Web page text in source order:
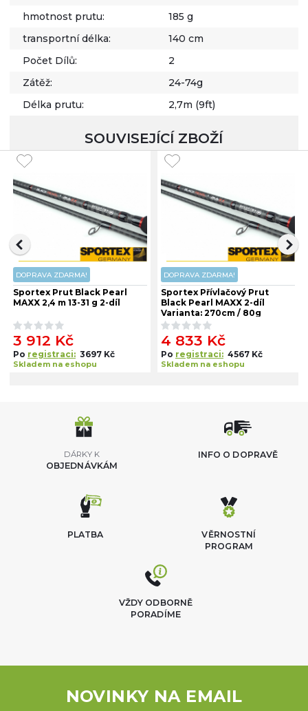
hmotnost prutu:
185 g
transportní délka:
140 cm
Počet Dílů:
2
Zátěž:
24-74g
Délka prutu:
2,7m (9ft)
SOUVISEJÍCÍ ZBOŽÍ
DOPRAVA ZDARMA!
Sportex Prut Black Pearl
MAXX 2,4 m 13-31 g 2-díl
3 912 Kč
Po registraci: 3697 Kč
Skladem na eshopu
DOPRAVA ZDARMA!
Sportex Přívlačový Prut
Black Pearl MAXX 2-díl
Varianta: 270cm / 80g
4 833 Kč
Po registraci: 4567 Kč
Skladem na eshopu
DÁRKY K
OBJEDNÁVKÁM
INFO O DOPRAVĚ
VĚRNOSTNÍ
PROGRAM
PLATBA
VŽDY ODBORNĚ
PORADÍME
NOVINKY NA EMAIL